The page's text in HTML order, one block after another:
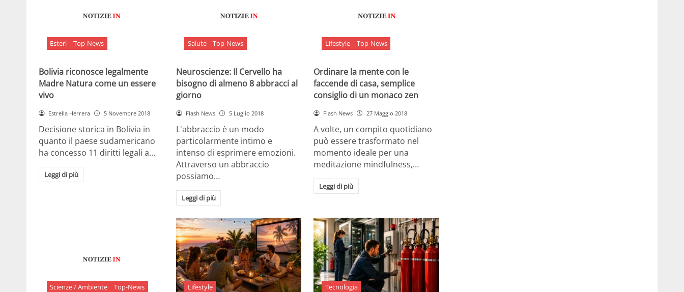
Esteri Top-News
Bolivia riconosce legalmente
Madre Natura come un essere
vivo
Estrella Herrera 5 Novembre 2018
Decisione storica in Bolivia in
quanto il paese sudamericano
ha concesso 11 diritti legali a…
Leggi di più
Salute Top-News
Neuroscienze: Il Cervello ha
bisogno di almeno 8 abbracci al
giorno
Flash News 5 Luglio 2018
L'abbraccio è un modo
particolarmente intimo e
intenso di esprimere emozioni.
Attraverso un abbraccio
possiamo…
Leggi di più
Lifestyle Top-News
Ordinare la mente con le
faccende di casa, semplice
consiglio di un monaco zen
Flash News 27 Maggio 2018
A volte, un compito quotidiano
può essere trasformato nel
momento ideale per una
meditazione mindfulness,…
Leggi di più
Scienze / Ambiente Top-News Lifestyle Tecnologia